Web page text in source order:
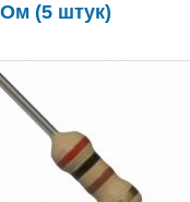
(5 штук)